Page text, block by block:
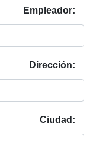
Empleador:
Dirección:
Ciudad: